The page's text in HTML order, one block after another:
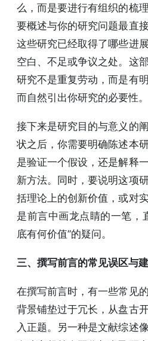
么，而是要进行有组织的梳
要概述与你的研究问题最直
这些研究已经取得了哪些进
空白、不足或争议之处。这
研究不是重复劳动，而是有
而自然引出你研究的必要性。
接下来是研究目的与意义的
状之后，你需要明确陈述本
是验证一个假设，还是解释
新方法。同时，要说明这项
括理论上的创新价值，或对
是前言中画龙点睛的一笔，
底有何价值”的疑问。
三、撰写前言的常见误区与
在撰写前言时，有一些常见
背景铺垫过于冗长，从盘古
入正题。另一种是文献综述